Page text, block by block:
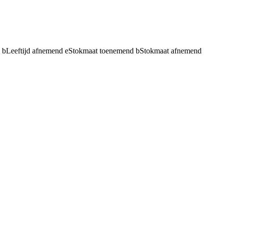
bLeeftijd afnemend eStokmaat toenemend bStokmaat afnemend